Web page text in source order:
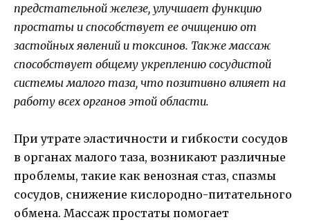
предстательной железе, улучшает функцию
простаты и способствует ее очищению от
застойных явлений и токсинов. Также массаж
способствует общему укреплению сосудистой
системы малого таза, что позитивно влияет на
работу всех органов этой области.
При утрате эластичности и гибкости сосудов
в органах малого таза, возникают различные
проблемы, такие как венозная стаз, спазмы
сосудов, снижение кислородно-питательного
обмена. Массаж простаты помогает